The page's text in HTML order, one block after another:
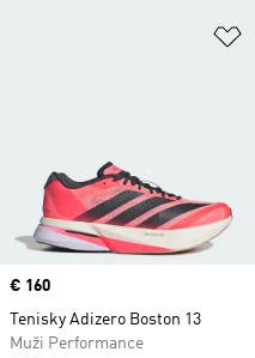
Price
€ 160
Tenisky Adizero Boston 13
Muži Performance